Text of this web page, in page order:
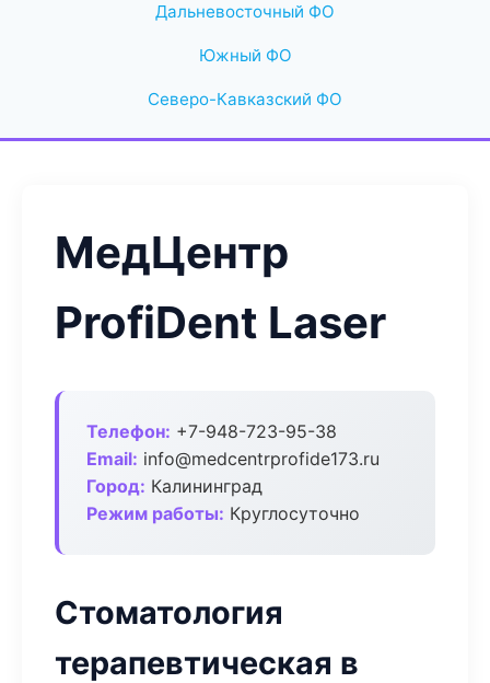
Дальневосточный ФО
Южный ФО
Северо-Кавказский ФО
МедЦентр
ProfiDent Laser
Телефон: +7-948-723-95-38
Email: info@medcentrprofide173.ru
Город: Калининград
Режим работы: Круглосуточно
Стоматология
терапевтическая в